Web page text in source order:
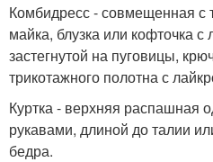
Комбидресс - совмещенная с
майка, блузка или кофточка с
застегнутой на пуговицы,
трикотажного полотна с
Куртка - верхняя распашная
рукавами, длиной до талии
бедра.